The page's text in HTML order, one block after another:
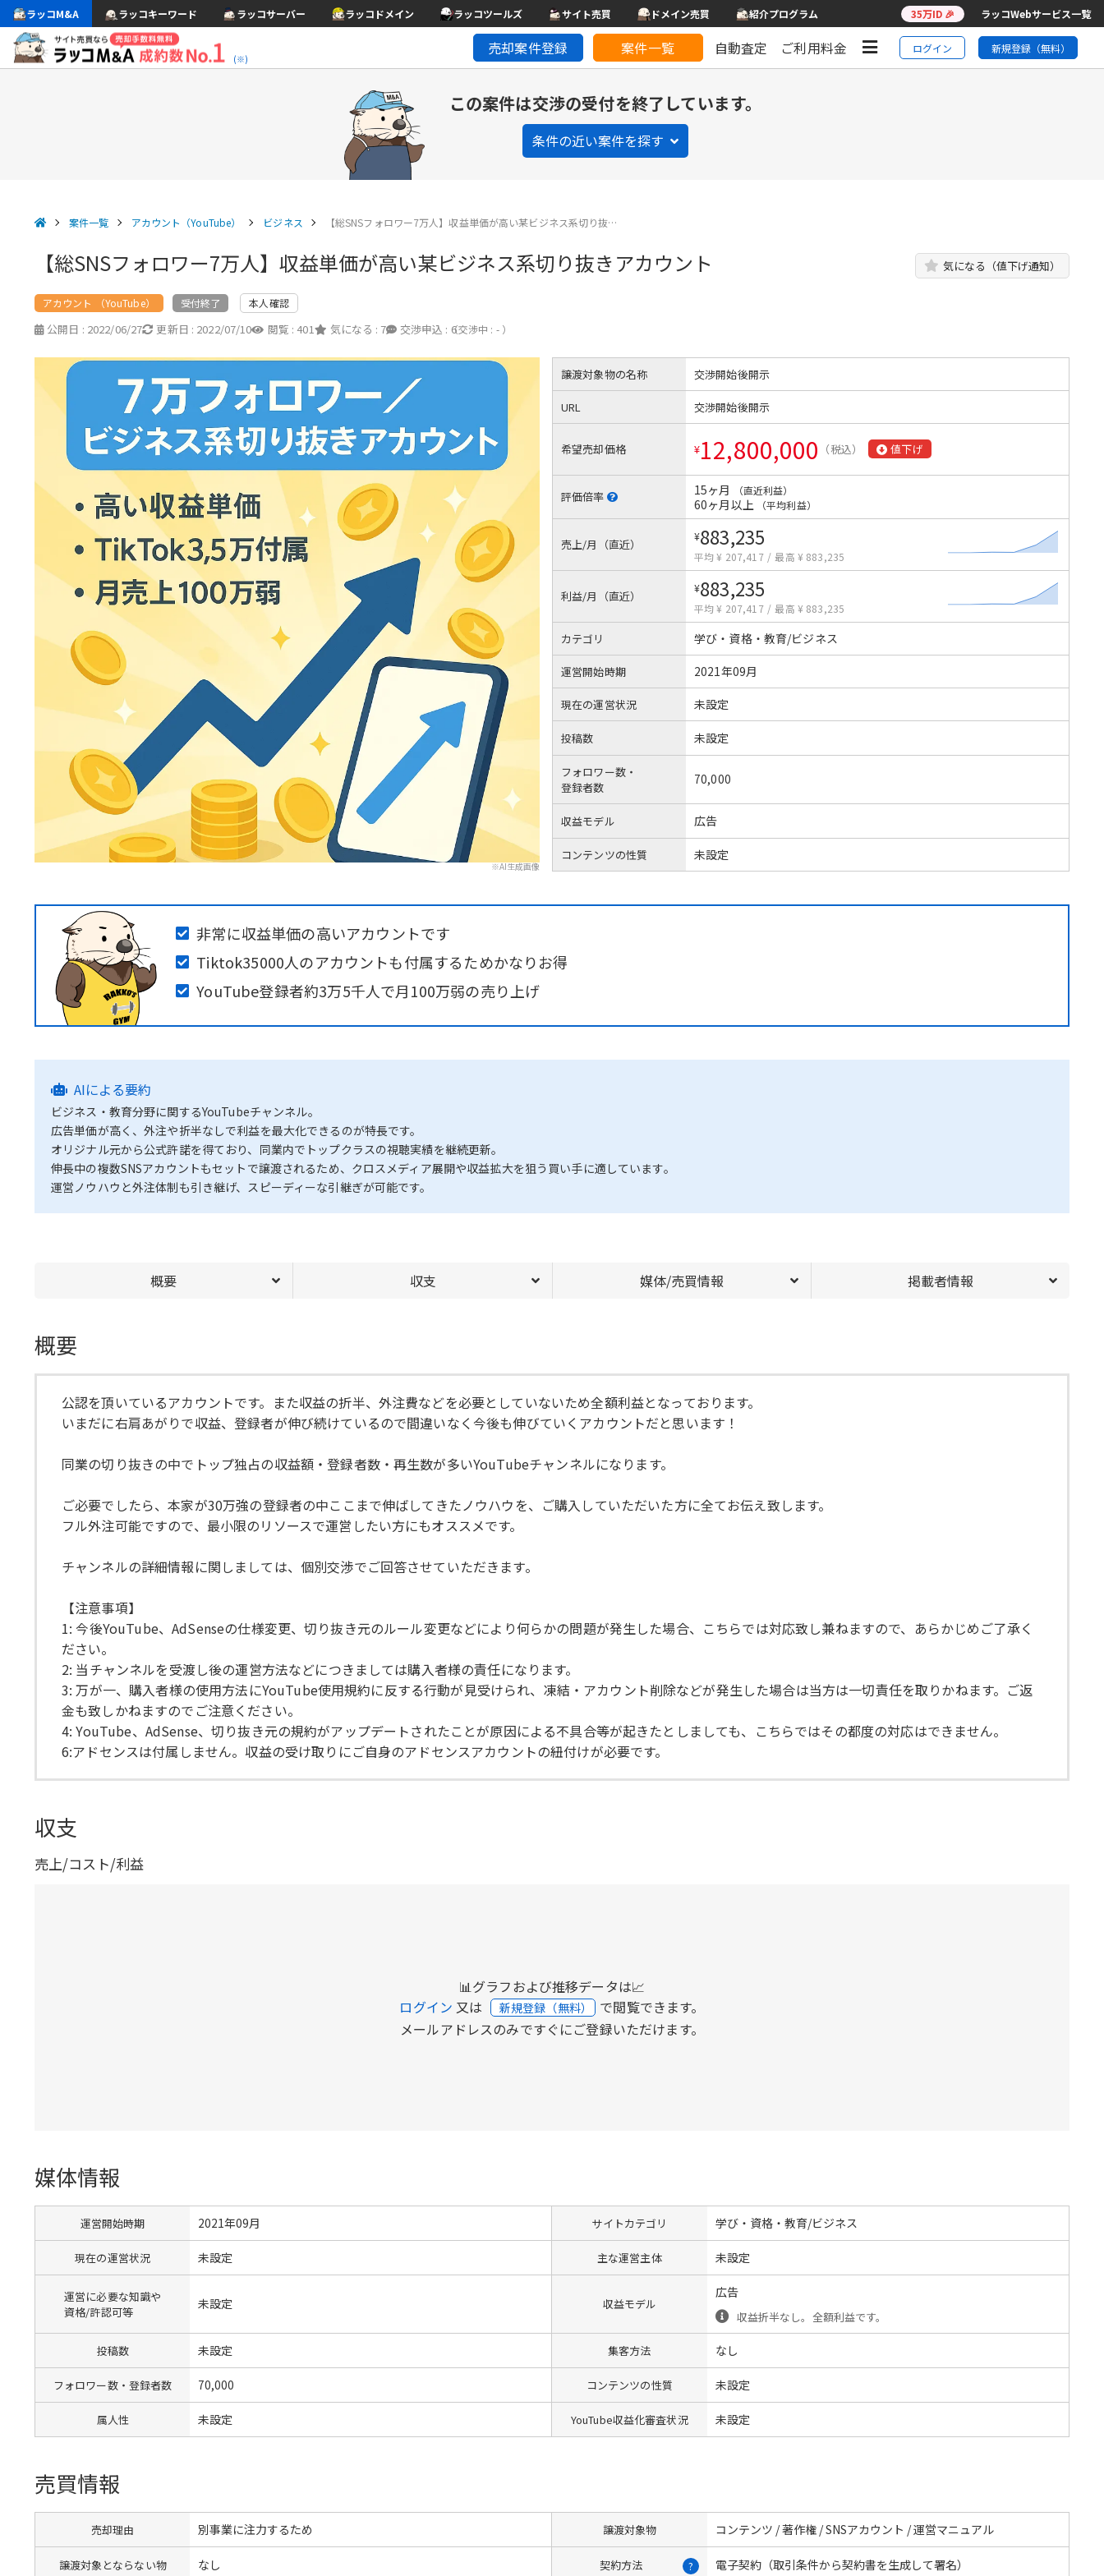
ラッコM&A ラッコキーワード ラッコサーバー ラッコドメイン ラッコツールズ サイト売買 ドメイン売買 紹介プログラム 35万ID 🎉 ラッコWebサービス一覧
(※)
売却案件登録 案件一覧 自動査定 ご利用料金 ログイン 新規登録（無料）
この案件は交渉の受付を終了しています。
条件の近い案件を探す
案件一覧 アカウント（YouTube） ビジネス 【総SNSフォロワー7万人】収益単価が高い某ビジネス系切り抜…
【総SNSフォロワー7万人】収益単価が高い某ビジネス系切り抜きアカウント 気になる（値下げ通知）
アカウント （YouTube） 受付終了 本人確認
公開日 : 2022/06/27 更新日 : 2022/07/10 閲覧 : 401 気になる : 7 交渉申込 : 6
（交渉中 : - ）
※AI生成画像
譲渡対象物の名称 交渉開始後開示
URL 交渉開始後開示
希望売却価格 ¥12,800,000 （税込） 値下げ
評価倍率 15ヶ月 （直近利益）
60ヶ月以上 （平均利益）
売上/月（直近）
¥883,235
平均 ¥ 207,417 / 最高 ¥ 883,235
利益/月（直近）
¥883,235
平均 ¥ 207,417 / 最高 ¥ 883,235
カテゴリ 学び・資格・教育/ビジネス
運営開始時期 2021年09月
現在の運営状況 未設定
投稿数 未設定
フォロワー数・
登録者数
70,000
収益モデル 広告
コンテンツの性質 未設定
非常に収益単価の高いアカウントです
Tiktok35000人のアカウントも付属するためかなりお得
YouTube登録者約3万5千人で月100万弱の売り上げ
AIによる要約
ビジネス・教育分野に関するYouTubeチャンネル。
広告単価が高く、外注や折半なしで利益を最大化できるのが特長です。
オリジナル元から公式許諾を得ており、同業内でトップクラスの視聴実績を継続更新。
伸長中の複数SNSアカウントもセットで譲渡されるため、クロスメディア展開や収益拡大を狙う買い手に適しています。
運営ノウハウと外注体制も引き継げ、スピーディーな引継ぎが可能です。
概要 収支 媒体/売買情報 掲載者情報
概要
公認を頂いているアカウントです。また収益の折半、外注費などを必要としていないため全額利益となっております。
いまだに右肩あがりで収益、登録者が伸び続けているので間違いなく今後も伸びていくアカウントだと思います！
同業の切り抜きの中でトップ独占の収益額・登録者数・再生数が多いYouTubeチャンネルになります。
ご必要でしたら、本家が30万強の登録者の中ここまで伸ばしてきたノウハウを、ご購入していただいた方に全てお伝え致します。
フル外注可能ですので、最小限のリソースで運営したい方にもオススメです。
チャンネルの詳細情報に関しましては、個別交渉でご回答させていただきます。
【注意事項】
1: 今後YouTube、AdSenseの仕様変更、切り抜き元のルール変更などにより何らかの問題が発生した場合、こちらでは対応致し兼ねますので、あらかじめご了承く
ださい。
2: 当チャンネルを受渡し後の運営方法などにつきましては購入者様の責任になります。
3: 万が一、購入者様の使用方法にYouTube使用規約に反する行動が見受けられ、凍結・アカウント削除などが発生した場合は当方は一切責任を取りかねます。ご返
金も致しかねますのでご注意ください。
4: YouTube、AdSense、切り抜き元の規約がアップデートされたことが原因による不具合等が起きたとしましても、こちらではその都度の対応はできません。
6:アドセンスは付属しません。収益の受け取りにご自身のアドセンスアカウントの紐付けが必要です。
収支
売上/コスト/利益
📊グラフおよび推移データは📈
ログイン 又は 新規登録（無料） で閲覧できます。
メールアドレスのみですぐにご登録いただけます。
媒体情報
運営開始時期 2021年09月 サイトカテゴリ 学び・資格・教育/ビジネス
現在の運営状況 未設定 主な運営主体 未設定
運営に必要な知識や
資格/許認可等
未設定 収益モデル
広告
収益折半なし。全額利益です。
投稿数 未設定 集客方法 なし
フォロワー数・登録者数 70,000 コンテンツの性質 未設定
属人性 未設定 YouTube収益化審査状況 未設定
売買情報
売却理由 別事業に注力するため 譲渡対象物 コンテンツ / 著作権 / SNSアカウント / 運営マニュアル
譲渡対象とならない物 なし 契約方法 ? 電子契約（取引条件から契約書を生成して署名）